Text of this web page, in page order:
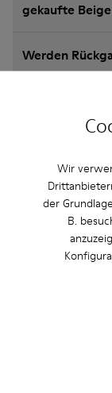
Wir
der
B.
gekaufte
Werden
Wie viel
Stiefeletten
Andere
Lederfreie-